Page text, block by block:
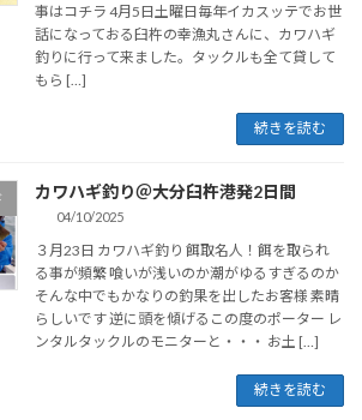
事はコチラ 4月5日土曜日毎年イカスッテでお世
話になっておる臼杵の幸漁丸さんに、カワハギ
釣りに行って来ました。タックルも全て貸して
もら […]
続きを読む
カワハギ釣り＠大分臼杵港発2日間
04/10/2025
３月23日 カワハギ釣り 餌取名人！餌を取られ
る事が頻繁 喰いが浅いのか潮がゆるすぎるのか
そんな中でもかなりの釣果を出したお客様 素晴
らしいです 逆に頭を傾げるこの度のポーター レ
ンタルタックルのモニターと・・・ お土 […]
続きを読む